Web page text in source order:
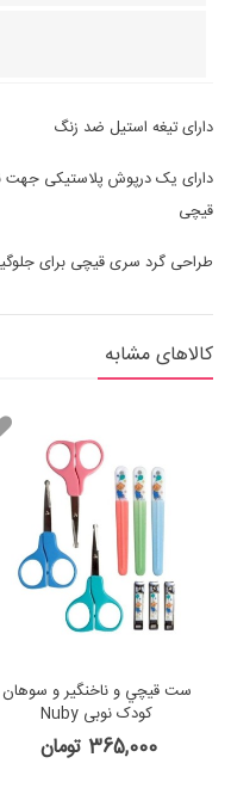
دارای تیغه استیل ضد زنگ
دارای یک درپوش پلاستیکی جهت
قیچی
طراحی گرد سری قیچی برای
کالاهای مشابه
ست قيچي و ناخنگير و سوهان
کودک نوبی Nuby
365,000 تومان